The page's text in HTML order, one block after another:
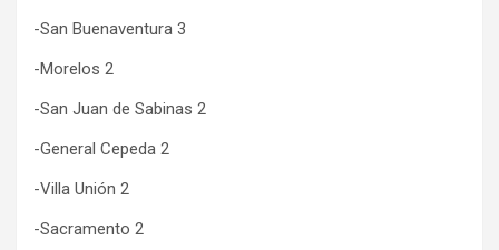
-San Buenaventura 3
-Morelos 2
-San Juan de Sabinas 2
-General Cepeda 2
-Villa Unión 2
-Sacramento 2